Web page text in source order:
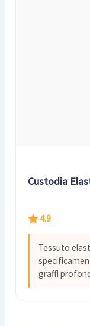
Custodia
4.9
Tessuto
graffi